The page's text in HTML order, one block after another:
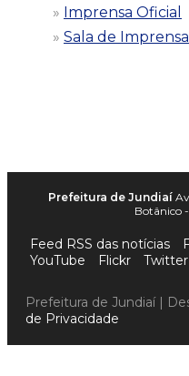
Imprensa Oficial
Sala de Imprensa
Prefeitura de Jundiaí
Botânico
Feed RSS das notícias
YouTube
Flickr Twitter
Prefeitura de Jundiaí |
de Privacidade